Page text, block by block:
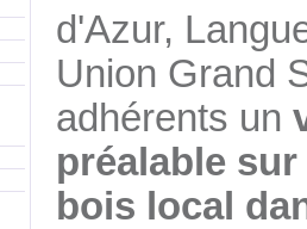
d'Azur,
Union Grand
adhérents un
préalable
bois local